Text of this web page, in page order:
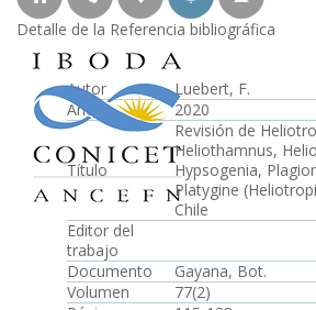
Detalle de la Referencia bibliográfica
Autor
Luebert, F.
Año
2020
Título
Revisión de
Heliothamnus,
Hypsogenia,
Platygine
Chile
Editor del
trabajo
Documento
Gayana, Bot.
Volumen
77(2)